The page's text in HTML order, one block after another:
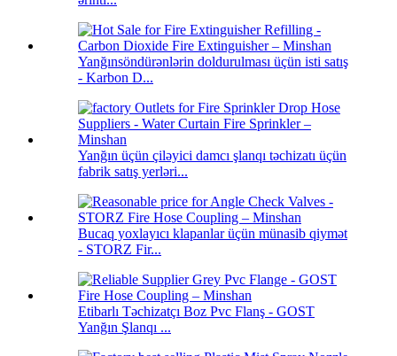
Yanğınsöndürənlərin doldurulması üçün isti satış
- Karbon D...
Yanğın üçün çiləyici damcı şlanqı təchizatı üçün
fabrik satış yerləri...
Bucaq yoxlayıcı klapanlar üçün münasib qiymət
- STORZ Fir...
Etibarlı Təchizatçı Boz Pvc Flanş - GOST
Yanğın Şlanqı ...